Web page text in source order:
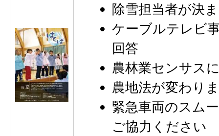
除雪担当者が決
ケーブルテレビ
回答
農林業センサス
農地法が変わり
緊急車両のスム
ご協力ください